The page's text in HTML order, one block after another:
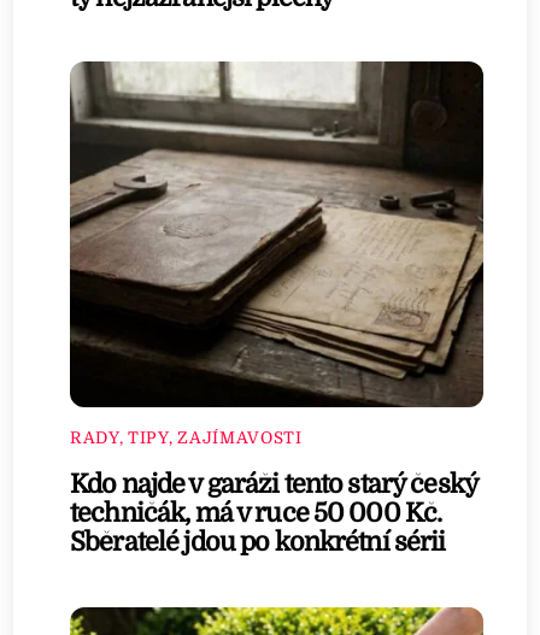
RADY, TIPY, ZAJÍMAVOSTI
Kdo najde v garáži tento starý český
techničák, má v ruce 50 000 Kč.
Sběratelé jdou po konkrétní sérii